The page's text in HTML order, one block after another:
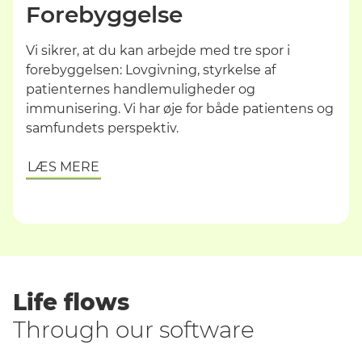
Forebyggelse
Vi sikrer, at du kan arbejde med tre spor i
forebyggelsen: Lovgivning, styrkelse af
patienternes handlemuligheder og
immunisering. Vi har øje for både patientens og
samfundets perspektiv.
LÆS MERE
Life flows
Through our software